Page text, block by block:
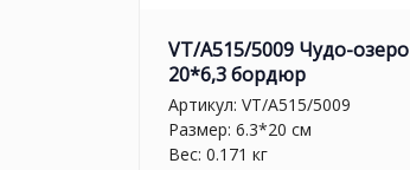
VT/A515/5009 Чудо-озеро
20*6,3 бордюр
Артикул: VT/A515/5009
Размер: 6.3*20 см
Вес: 0.171 кг